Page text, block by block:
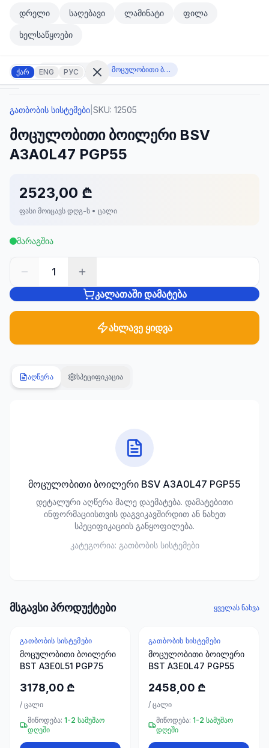
მთავარ კონტენტზე გადასვლა
მთავარ კონტენტზე გადასვლა
დრელი საღებავი ლამინატი ფილა
ხელსაწყოები
ქარ ENG РУС
შესვლა
არ
გაქვთ
ანგარიში?
რეგისტრაცია
ᲙᲐᲢᲔᲒᲝᲠᲘᲔᲑᲘ
ბაღი და
701
პროდუქტი
კლიმატური
ტექნიკა
107
პროდუქტი
ხელსაწყოები
30
სამაგრები
20
სახლი და
10
გათბობის სისტემები მოცულობითი ბოილერი BSV A3A0L47 PGP55
გათბობის სისტემები SKU: 12505
მოცულობითი ბოილერი BSV
A3A0L47 PGP55
2523,00 ₾
ფასი მოიცავს დღგ-ს • ცალი
მარაგშია
1
კალათაში დამატება
ახლავე ყიდვა
აღწერა სპეციფიკაცია
მოცულობითი ბოილერი BSV A3A0L47 PGP55
დეტალური აღწერა მალე დაემატება. დამატებითი
ინფორმაციისთვის დაგვიკავშირდით ან ნახეთ
სპეციფიკაციის განყოფილება.
კატეგორია: გათბობის სისტემები
მსგავსი პროდუქტები ყველას ნახვა
ᲒᲐᲗᲑᲝᲑᲘᲡ ᲡᲘᲡᲢᲔᲛᲔᲑᲘ
მოცულობითი ბოილერი
BST A3E0L51 PGP75
3178,00 ₾
/ ცალი
მიწოდება: 1-2 სამუშაო
დღეში
ᲒᲐᲗᲑᲝᲑᲘᲡ ᲡᲘᲡᲢᲔᲛᲔᲑᲘ
მოცულობითი ბოილერი
BST A3E0L47 PGP55
2458,00 ₾
/ ცალი
მიწოდება: 1-2 სამუშაო
დღეში